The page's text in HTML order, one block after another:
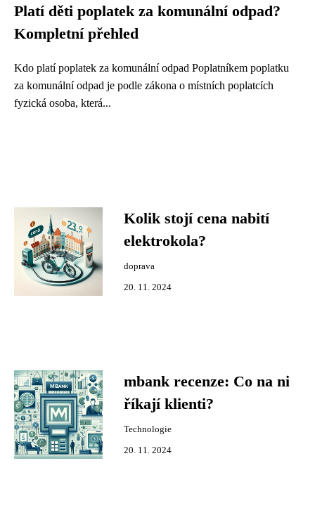
Platí děti poplatek za komunální odpad?
Kompletní přehled
Kdo platí poplatek za komunální odpad Poplatníkem poplatku
za komunální odpad je podle zákona o místních poplatcích
fyzická osoba, která...
Kolik stojí cena nabití
elektrokola?
doprava
20. 11. 2024
mbank recenze: Co na ni
říkají klienti?
Technologie
20. 11. 2024